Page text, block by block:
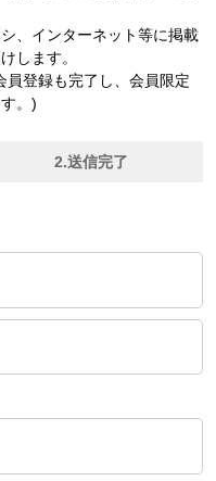
、インターネット等に掲載
します。
登録も完了し、会員限定
。)
2.送信完了